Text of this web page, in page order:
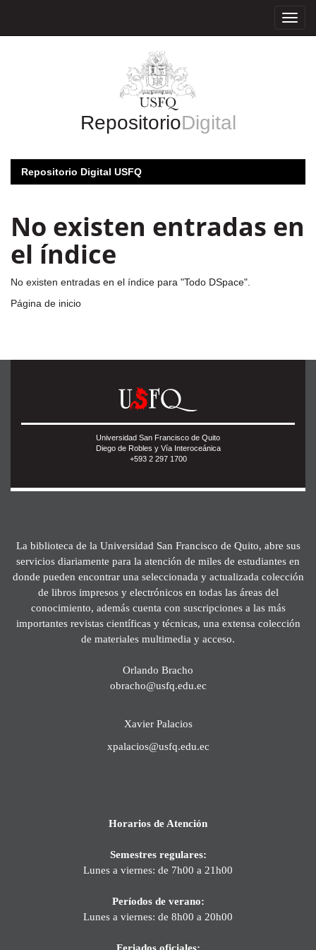
RepositorioDigital
Repositorio Digital USFQ
No existen entradas en
el índice
No existen entradas en el índice para "Todo DSpace".
Página de inicio
Universidad San Francisco de Quito
Diego de Robles y Vía Interoceánica
+593 2 297 1700
La biblioteca de la Universidad San Francisco de Quito, abre sus
servicios diariamente para la atención de miles de estudiantes en
donde pueden encontrar una seleccionada y actualizada colección
de libros impresos y electrónicos en todas las áreas del
conocimiento, además cuenta con suscripciones a las más
importantes revistas científicas y técnicas, una extensa colección
de materiales multimedia y acceso.
Orlando Bracho
obracho@usfq.edu.ec
Xavier Palacios
xpalacios@usfq.edu.ec
Horarios de Atención
Semestres regulares:
Lunes a viernes: de 7h00 a 21h00
Períodos de verano:
Lunes a viernes: de 8h00 a 20h00
Feriados oficiales: